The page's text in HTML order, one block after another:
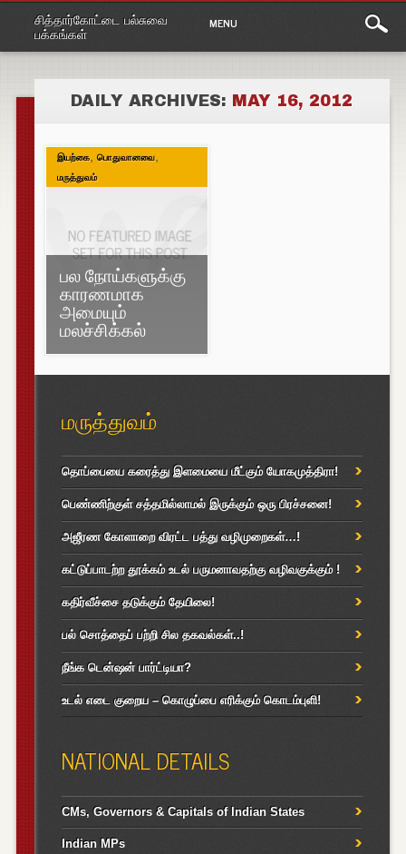
சித்தார்கோட்டை பல்சுவை
பக்கங்கள்
Main
menu
content
MENU
DAILY ARCHIVES: MAY 16, 2012
இயற்கை, பொதுவானவை,
மருத்துவம்
பல நோய்களுக்கு
காரணமாக
அமையும்
மலச்சிக்கல்
மருத்துவம்
தொப்பையை கரைத்து இளமையை மீட்கும் யோகமுத்திரா!
பெண்ணிற்குள் சத்தமில்லாமல் இருக்கும் ஒரு பிரச்சனை!
அஜீரண கோளாறை விரட்ட பத்து வழிமுறைகள்…!
கட்டுப்பாடற்ற தூக்கம் உடல் பருமனாவதற்கு வழிவகுக்கும் !
கதிர்வீச்சை தடுக்கும் தேயிலை!
பல் சொத்தைப் பற்றி சில தகவல்கள்..!
நீங்க டென்ஷன் பார்ட்டியா?
உடல் எடை குறைய – கொழுப்பை எரிக்கும் கொடம்புளி!
NATIONAL DETAILS
CMs, Governors & Capitals of Indian States
Indian MPs